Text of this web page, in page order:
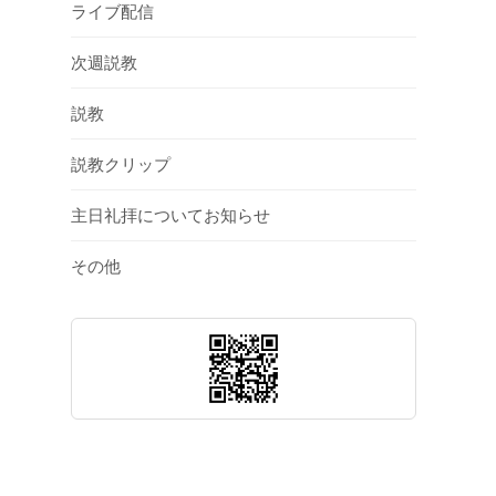
ライブ配信
次週説教
説教
説教クリップ
主日礼拝についてお知らせ
その他